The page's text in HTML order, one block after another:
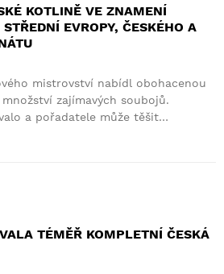
KOTLINĚ VE ZNAMENÍ
EVROPY, ČESKÉHO A
mistrovství nabídl obohacenou
zajímavých soubojů.
a pořadatele může těšit…
TÉMĚŘ KOMPLETNÍ ČESKÁ